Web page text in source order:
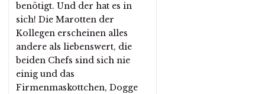
benötigt. Und der hat es in
sich! Die Marotten der
Kollegen erscheinen alles
andere als liebenswert, die
beiden Chefs sind sich nie
einig und das
Firmenmaskottchen, Dogge